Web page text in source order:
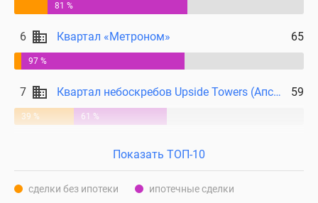
81 %
6 Квартал «Метроном» 65
97 %
7 Квартал небоскребов Upside Towers (Апсайд Тауерс) 59
39 % 61 %
Показать ТОП-10
сделки без ипотеки ипотечные сделки